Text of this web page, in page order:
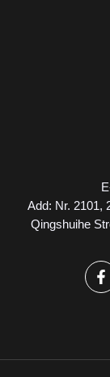
Add: Nr. 2101,
Qingshuihe